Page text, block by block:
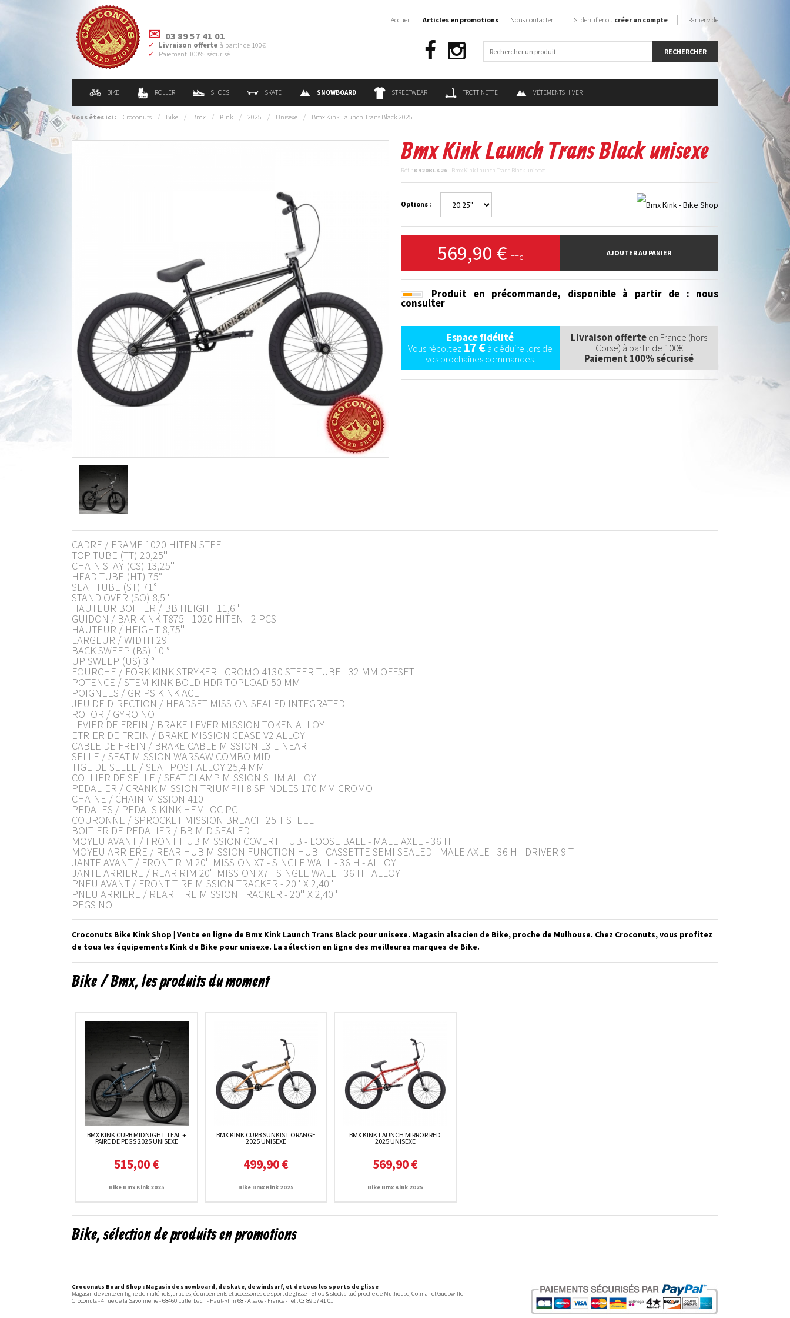
03 89 57 41 01
Livraison offerte à partir de 100€
Paiement 100% sécurisé
BIKE ROLLER SHOES SKATE SNOWBOARD STREETWEAR TROTTINETTE VÊTEMENTS HIVER
Accueil Articles en promotions Nous contacter S'identifier ou créer un compte Panier vide
Vous êtes ici : Croconuts / Bike / Bmx / Kink / 2025 / Unisexe / Bmx Kink Launch Trans Black 2025
Bmx Kink Launch Trans Black unisexe
Réf. : K420BLK26 - Bmx Kink Launch Trans Black unisexe
Options :
569,90 € TTC
AJOUTER AU PANIER
Produit en précommande, disponible à partir de : nous
consulter
Espace fidélité
Vous récoltez 17 €à déduire lors de
vos prochaines commandes.
Livraison offerteen France (hors
Corse) à partir de 100€
Paiement 100% sécurisé
CADRE / FRAME 1020 HITEN STEEL
TOP TUBE (TT) 20,25''
CHAIN STAY (CS) 13,25''
HEAD TUBE (HT) 75°
SEAT TUBE (ST) 71°
STAND OVER (SO) 8,5''
HAUTEUR BOITIER / BB HEIGHT 11,6''
GUIDON / BAR KINK T875 - 1020 HITEN - 2 PCS
HAUTEUR / HEIGHT 8,75''
LARGEUR / WIDTH 29''
BACK SWEEP (BS) 10 °
UP SWEEP (US) 3 °
FOURCHE / FORK KINK STRYKER - CROMO 4130 STEER TUBE - 32 MM OFFSET
POTENCE / STEM KINK BOLD HDR TOPLOAD 50 MM
POIGNEES / GRIPS KINK ACE
JEU DE DIRECTION / HEADSET MISSION SEALED INTEGRATED
ROTOR / GYRO NO
LEVIER DE FREIN / BRAKE LEVER MISSION TOKEN ALLOY
ETRIER DE FREIN / BRAKE MISSION CEASE V2 ALLOY
CABLE DE FREIN / BRAKE CABLE MISSION L3 LINEAR
SELLE / SEAT MISSION WARSAW COMBO MID
TIGE DE SELLE / SEAT POST ALLOY 25,4 MM
COLLIER DE SELLE / SEAT CLAMP MISSION SLIM ALLOY
PEDALIER / CRANK MISSION TRIUMPH 8 SPINDLES 170 MM CROMO
CHAINE / CHAIN MISSION 410
PEDALES / PEDALS KINK HEMLOC PC
COURONNE / SPROCKET MISSION BREACH 25 T STEEL
BOITIER DE PEDALIER / BB MID SEALED
MOYEU AVANT / FRONT HUB MISSION COVERT HUB - LOOSE BALL - MALE AXLE - 36 H
MOYEU ARRIERE / REAR HUB MISSION FUNCTION HUB - CASSETTE SEMI SEALED - MALE AXLE - 36 H - DRIVER 9 T
JANTE AVANT / FRONT RIM 20'' MISSION X7 - SINGLE WALL - 36 H - ALLOY
JANTE ARRIERE / REAR RIM 20'' MISSION X7 - SINGLE WALL - 36 H - ALLOY
PNEU AVANT / FRONT TIRE MISSION TRACKER - 20'' X 2,40''
PNEU ARRIERE / REAR TIRE MISSION TRACKER - 20'' X 2,40''
PEGS NO
Croconuts Bike Kink Shop | Vente en ligne de Bmx Kink Launch Trans Black pour unisexe. Magasin alsacien de Bike, proche de Mulhouse. Chez Croconuts, vous profitez
de tous les équipements Kink de Bike pour unisexe. La sélection en ligne des meilleures marques de Bike.
Bike / Bmx, les produits du moment
BMX KINK CURB MIDNIGHT TEAL +
PAIRE DE PEGS 2025 UNISEXE
515,00 €
Bike Bmx Kink 2025
BMX KINK CURB SUNKIST ORANGE
2025 UNISEXE
499,90 €
Bike Bmx Kink 2025
BMX KINK LAUNCH MIRROR RED
2025 UNISEXE
569,90 €
Bike Bmx Kink 2025
Bike, sélection de produits en promotions
Croconuts Board Shop : Magasin de snowboard, de skate, de windsurf, et de tous les sports de glisse
Magasin de vente en ligne de matériels, articles, équipements et accessoires de sport de glisse - Shop & stock situé proche de Mulhouse, Colmar et Guebwiller
Croconuts -4 rue de la Savonnerie-68460 Lutterbach - Haut-Rhin 68 -Alsace- France- Tél :03 89 57 41 01